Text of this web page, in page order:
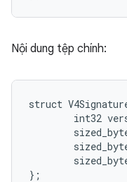
Nội dung tệp chính:
struct
int32
};